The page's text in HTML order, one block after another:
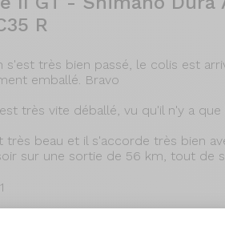
R
s'est très bien passé, le colis est
emballé. Bravo
très vite déballé, vu qu'il n'y a
très beau et il s'accorde très bien
sur une sortie de 56 km, tout de